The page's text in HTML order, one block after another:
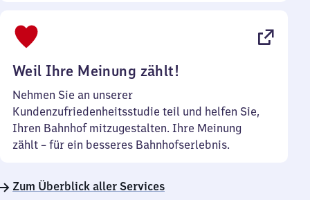
Weil Ihre Meinung zählt!
Nehmen Sie an unserer
Kundenzufriedenheitsstudie teil und helfen Sie,
Ihren Bahnhof mitzugestalten. Ihre Meinung
zählt – für ein besseres Bahnhofserlebnis.
Zum Überblick aller Services